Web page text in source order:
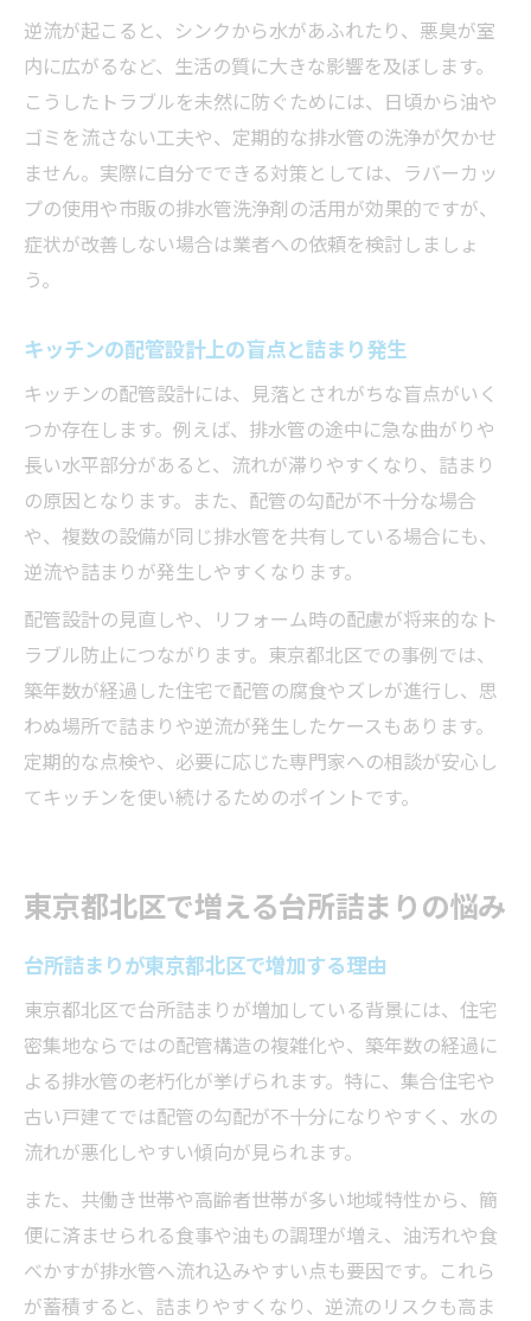
逆流が起こると、シンクから水があふれたり、悪臭が室
内に広がるなど、生活の質に大きな影響を及ぼします。
こうしたトラブルを未然に防ぐためには、日頃から油や
ゴミを流さない工夫や、定期的な排水管の洗浄が欠かせ
ません。実際に自分でできる対策としては、ラバーカッ
プの使用や市販の排水管洗浄剤の活用が効果的ですが、
症状が改善しない場合は業者への依頼を検討しましょ
う。
キッチンの配管設計上の盲点と詰まり発生
キッチンの配管設計には、見落とされがちな盲点がいく
つか存在します。例えば、排水管の途中に急な曲がりや
長い水平部分があると、流れが滞りやすくなり、詰まり
の原因となります。また、配管の勾配が不十分な場合
や、複数の設備が同じ排水管を共有している場合にも、
逆流や詰まりが発生しやすくなります。
配管設計の見直しや、リフォーム時の配慮が将来的なト
ラブル防止につながります。東京都北区での事例では、
築年数が経過した住宅で配管の腐食やズレが進行し、思
わぬ場所で詰まりや逆流が発生したケースもあります。
定期的な点検や、必要に応じた専門家への相談が安心し
てキッチンを使い続けるためのポイントです。
東京都北区で増える台所詰まりの悩み
台所詰まりが東京都北区で増加する理由
東京都北区で台所詰まりが増加している背景には、住宅
密集地ならではの配管構造の複雑化や、築年数の経過に
よる排水管の老朽化が挙げられます。特に、集合住宅や
古い戸建てでは配管の勾配が不十分になりやすく、水の
流れが悪化しやすい傾向が見られます。
また、共働き世帯や高齢者世帯が多い地域特性から、簡
便に済ませられる食事や油もの調理が増え、油汚れや食
べかすが排水管へ流れ込みやすい点も要因です。これら
が蓄積すると、詰まりやすくなり、逆流のリスクも高ま